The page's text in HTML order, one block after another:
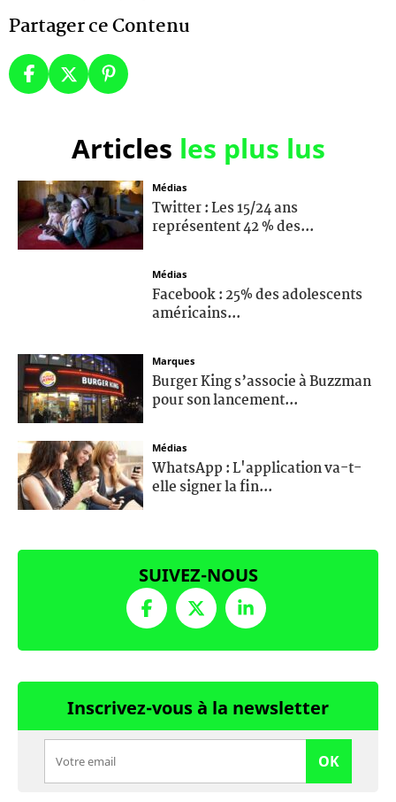
Partager ce Contenu
Articles les plus lus
Médias
Twitter : Les 15/24 ans
représentent 42 % des...
Médias
Facebook : 25% des adolescents
américains...
Marques
Burger King s’associe à Buzzman
pour son lancement...
Médias
WhatsApp : L'application va-t-
elle signer la fin...
SUIVEZ-NOUS
Inscrivez-vous à la newsletter
OK